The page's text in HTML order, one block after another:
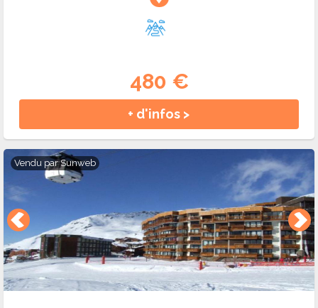
480 €
+ d'infos >
Vendu parSunweb